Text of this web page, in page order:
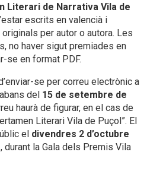
Literari de Narrativa Vila de
escrits en valencià i
per autor o autora. Les
no haver sigut premiades en
se en format PDF.
se per correu electrònic a
abans del 15 de setembre de
haurà de figurar, en el cas de
Literari Vila de Puçol”. El
el divendres 2 d’octubre
, durant la Gala dels Premis Vila